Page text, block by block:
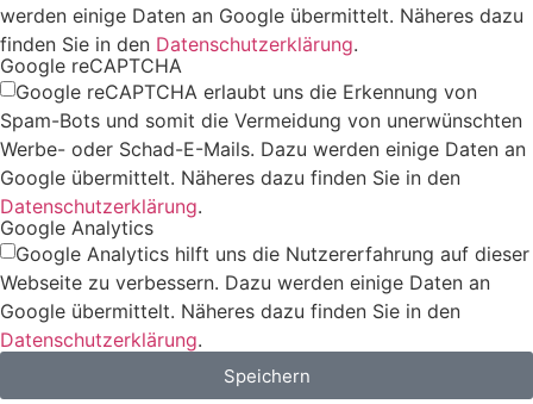
werden einige Daten an Google übermittelt. Näheres dazu
finden Sie in den Datenschutzerklärung.
Google reCAPTCHA
Google reCAPTCHA erlaubt uns die Erkennung von
Spam-Bots und somit die Vermeidung von unerwünschten
Werbe- oder Schad-E-Mails. Dazu werden einige Daten an
Google übermittelt. Näheres dazu finden Sie in den
Datenschutzerklärung.
Google Analytics
Google Analytics hilft uns die Nutzererfahrung auf dieser
Webseite zu verbessern. Dazu werden einige Daten an
Google übermittelt. Näheres dazu finden Sie in den
Datenschutzerklärung.
Speichern